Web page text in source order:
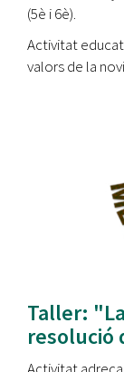
(5è i 6è).
Activitat
valors de la
Taller:
resolució